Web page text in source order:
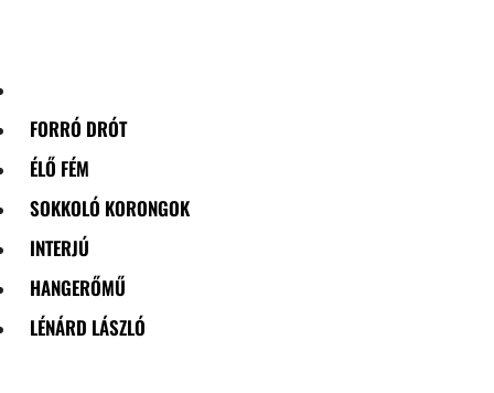
FORRÓ DRÓT
ÉLŐ FÉM
SOKKOLÓ KORONGOK
INTERJÚ
HANGERŐMŰ
LÉNÁRD LÁSZLÓ